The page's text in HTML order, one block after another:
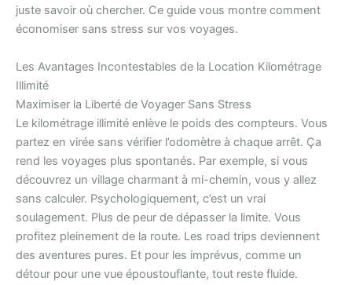
juste savoir où chercher. Ce guide vous montre comment
économiser sans stress sur vos voyages.
Les Avantages Incontestables de la Location Kilométrage
Illimité
Maximiser la Liberté de Voyager Sans Stress
Le kilométrage illimité enlève le poids des compteurs. Vous
partez en virée sans vérifier l’odomètre à chaque arrêt. Ça
rend les voyages plus spontanés. Par exemple, si vous
découvrez un village charmant à mi-chemin, vous y allez
sans calculer. Psychologiquement, c’est un vrai
soulagement. Plus de peur de dépasser la limite. Vous
profitez pleinement de la route. Les road trips deviennent
des aventures pures. Et pour les imprévus, comme un
détour pour une vue époustouflante, tout reste fluide.